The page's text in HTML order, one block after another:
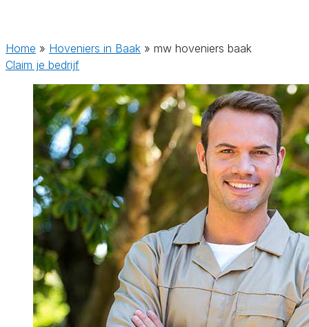
Home » Hoveniers in Baak » mw hoveniers baak
Claim je bedrijf